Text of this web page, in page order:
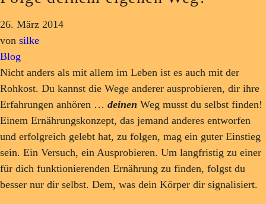
26. März 2014
von silke
Blog
Nicht anders als mit allem im Leben ist es auch mit der
Rohkost. Du kannst die Wege anderer ausprobieren, dir ihre
Erfahrungen anhören … deinen Weg musst du selbst finden!
Einem Ernährungskonzept, das jemand anderes entworfen
und erfolgreich gelebt hat, zu folgen, mag ein guter Einstieg
sein. Ein Versuch, ein Ausprobieren. Um langfristig zu einer
für dich funktionierenden Ernährung zu finden, folgst du
besser nur dir selbst. Dem, was dein Körper dir signalisiert.